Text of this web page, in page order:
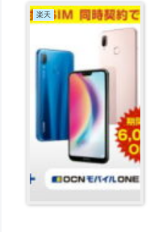
楽天